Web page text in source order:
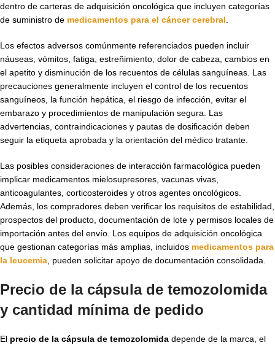
dentro de carteras de adquisición oncológica que incluyen categorías
de suministro de medicamentos para el cáncer cerebral
Los efectos adversos comúnmente referenciados pueden incluir
náuseas, vómitos, fatiga, estreñimiento, dolor de cabeza, cambios en
el apetito y disminución de los recuentos de células sanguíneas. Las
precauciones generalmente incluyen el control de los recuentos
sanguíneos, la función hepática, el riesgo de infección, evitar el
embarazo y procedimientos de manipulación segura. Las
advertencias, contraindicaciones y pautas de dosificación deben
seguir la etiqueta aprobada y la orientación del médico tratante.
Las posibles consideraciones de interacción farmacológica pueden
implicar medicamentos mielosupresores, vacunas vivas,
anticoagulantes, corticosteroides y otros agentes oncológicos.
Además, los compradores deben verificar los requisitos de estabilidad,
prospectos del producto, documentación de lote y permisos locales de
importación antes del envío. Los equipos de adquisición oncológica
que gestionan categorías más amplias, incluidos medicamentos para
la leucemia , pueden solicitar apoyo de documentación consolidada.
Precio de la cápsula de temozolomida
y cantidad mínima de pedido
El precio de la cápsula de temozolomida depende de la marca, el